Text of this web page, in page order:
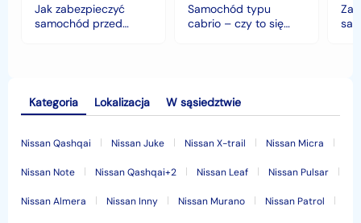
Jak zabezpieczyć
samochód przed
polskim
klimacie?
Samochód typu
cabrio – czy to się
Kategoria
Nissan Qashqai Nissan Juke Nissan X-trail Nissan Micra
Nissan Note Nissan Qashqai+2 Nissan Leaf Nissan Pulsar
Nissan Almera Nissan Inny Nissan Murano Nissan Patrol
Lokalizacja W sąsiedztwie